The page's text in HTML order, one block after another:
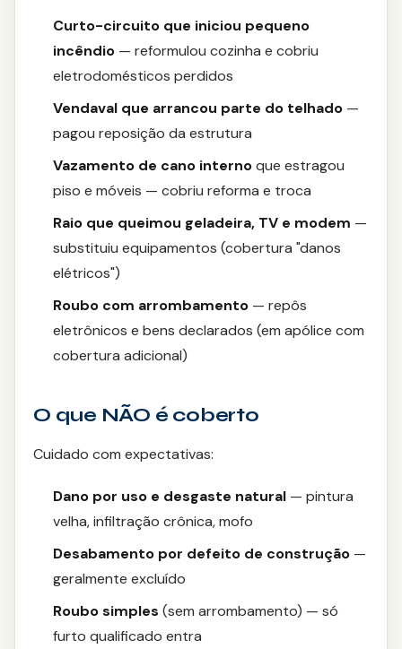
Curto-circuito que iniciou pequeno
incêndio — reformulou cozinha e cobriu
eletrodomésticos perdidos
Vendaval que arrancou parte do telhado —
pagou reposição da estrutura
Vazamento de cano internoque estragou
piso e móveis — cobriu reforma e troca
Raio que queimou geladeira, TV e modem —
substituiu equipamentos (cobertura "danos
elétricos")
Roubo com arrombamento — repôs
eletrônicos e bens declarados (em apólice com
cobertura adicional)
O que NÃO é coberto
Cuidado com expectativas:
Dano por uso e desgaste natural — pintura
velha, infiltração crônica, mofo
Desabamento por defeito de construção —
geralmente excluído
Roubo simples (sem arrombamento) — só
furto qualificado entra